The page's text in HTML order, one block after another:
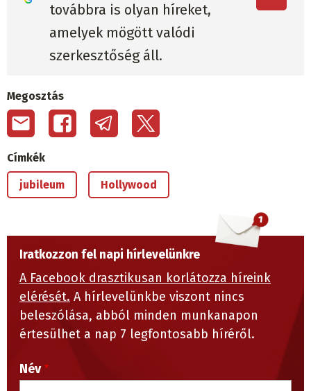
továbbra is olyan híreket,
amelyek mögött valódi
szerkesztőség áll.
Megosztás
Címkék
jubileum Hollywood
Iratkozzon fel napi hírlevelünkre
A Facebook drasztikusan korlátozza híreink
elérését. A hírlevelünkbe viszont nincs
beleszólása, abból minden munkanapon
értesülhet a nap 7 legfontosabb híréről.
Név